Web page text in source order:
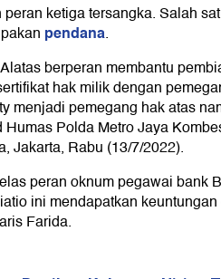
ketiga tersangka. Salah
pendana.
berperan membantu
hak milik dengan
menjadi pemegang hak atas
Polda Metro Jaya
Jakarta, Rabu (13/7/2022).
peran oknum pegawai bank
ini mendapatkan
Farida.